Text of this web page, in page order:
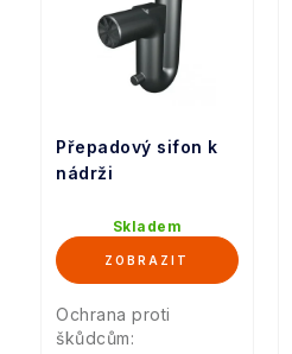
Přepadový sifon k
nádrži
Skladem
Ochrana proti
škůdcům: